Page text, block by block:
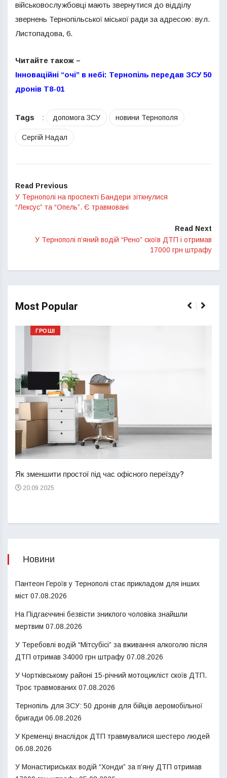
військовослужбовці мають звернутися до відділу
звернень Тернопільської міської ради за адресою: вул.
Листопадова, 6.
Читайте також –
Інноваційні “очі” в небі: Тернопіль передав ЗСУ 50
дронів Т8-01
Tags : допомога ЗСУ новини Тернополя
Сергій Надал
Read Previous
У Тернополі на проспекті Бандери зіткнулися
“Лексус” та “Опель”. Є травмовані
Read Next
У Тернополі п’яний водій “Рено” скоїв ДТП і отримав
17000 грн штрафу
Most Popular
ГРОШІ
Як зменшити простої під час офісного переїзду?
20.09.2025
Новини
Пантеон Героїв у Тернополі стає прикладом для інших
міст 07.08.2026
На Підгаєччині безвісти зниклого чоловіка знайшли
мертвим 07.08.2026
У Теребовлі водій “Мітсубісі” за вживання алкоголю після
ДТП отримав 34000 грн штрафу 07.08.2026
У Чортківському районі 15-річний мотоцикліст скоїв ДТП.
Троє травмованих 07.08.2026
Тернопіль для ЗСУ: 50 дронів для бійців аеромобільної
бригади 06.08.2026
У Кременці внаслідок ДТП травмувалися шестеро людей
06.08.2026
У Монастириськах водій “Хонди” за п’яну ДТП отримав